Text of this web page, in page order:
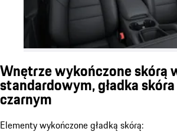
Wnętrze wykończone skórą
standardowym, gładka
czarnym
Elementy wykończone gładką skórą: